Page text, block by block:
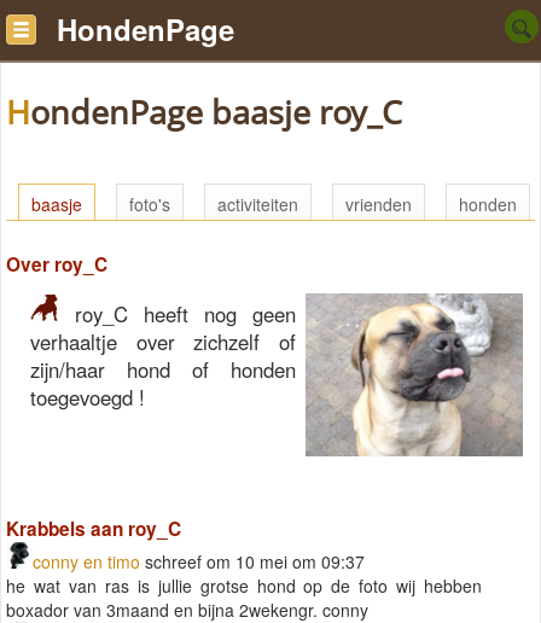
HondenPage
HondenPage baasje roy_C
baasje foto's activiteiten vrienden honden
Over roy_C
roy_C heeft nog geen
verhaaltje over zichzelf of
zijn/haar hond of honden
toegevoegd !
Krabbels aan roy_C
conny en timo schreef om 10 mei om 09:37
he wat van ras is jullie grotse hond op de foto wij hebben
boxador van 3maand en bijna 2wekengr. conny